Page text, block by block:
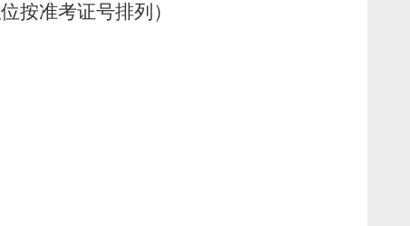
按准考证号排列）